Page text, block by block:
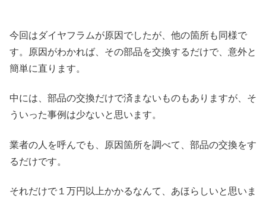
今回はダイヤフラムが原因でしたが、他の箇所も同様で
す。原因がわかれば、その部品を交換するだけで、意外と
簡単に直ります。
中には、部品の交換だけで済まないものもありますが、そ
ういった事例は少ないと思います。
業者の人を呼んでも、原因箇所を調べて、部品の交換をす
るだけです。
それだけで１万円以上かかるなんて、あほらしいと思いま